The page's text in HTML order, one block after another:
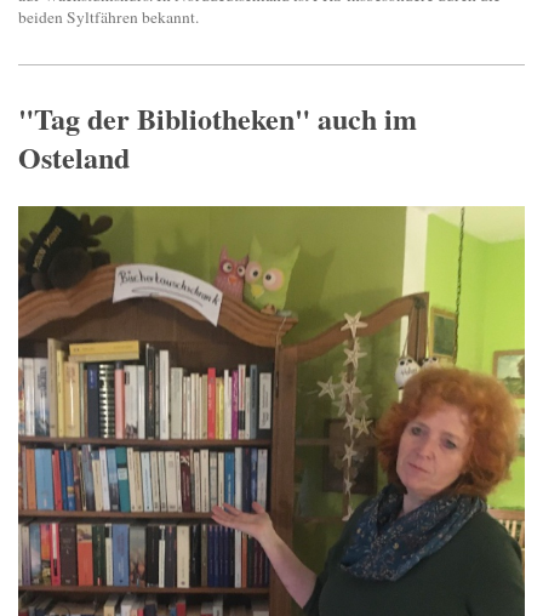
beiden Syltfähren bekannt.
"Tag der Bibliotheken" auch im
Osteland